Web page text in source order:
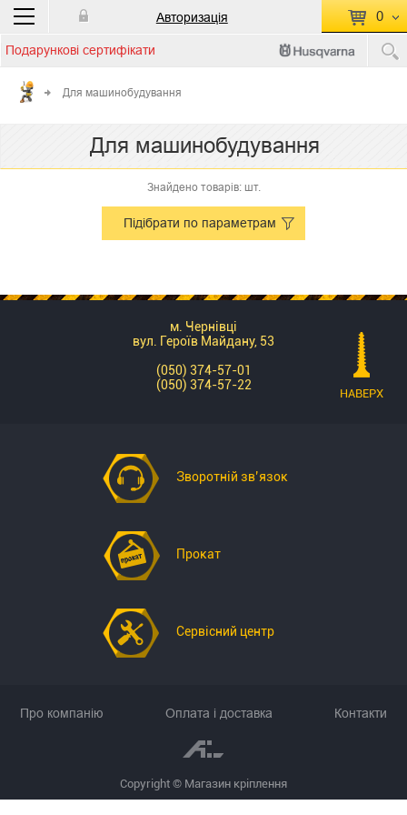
Авторизація 0
КОШИК ПУСТИЙ
до кошику
Подарункові сертифікати
Для машинобудування
Для машинобудування
Знайдено товарів: шт.
Підібрати по параметрам
м. Чернівці
вул. Героїв Майдану, 53
(050) 374-57-01
(050) 374-57-22
Зворотній зв’язок
Прокат
Сервісний центр
НАВЕРХ
Copyright © Магазин кріплення
Про компанію Оплата і доставка Контакти